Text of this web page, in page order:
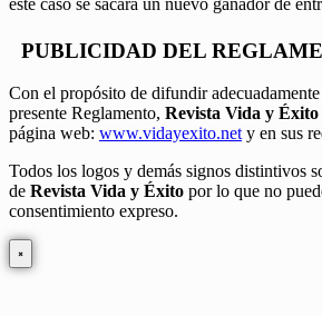
este caso se sacará un nuevo ganador de
PUBLICIDAD DEL
Con el propósito de difundir
presente Reglamento, Revista Vida y Éxito
página web: www.vidayexito.nety en sus
Todos los logos y demás signos distintivos
de Revista Vida y Éxito por lo que no
consentimiento expreso.
×